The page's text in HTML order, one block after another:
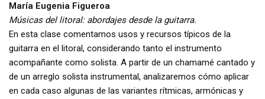
María Eugenia Figueroa
Músicas del litoral: abordajes desde la guitarra.
En esta clase comentamos usos y recursos típicos de la
guitarra en el litoral, considerando tanto el instrumento
acompañante como solista. A partir de un chamamé cantado y
de un arreglo solista instrumental, analizaremos cómo aplicar
en cada caso algunas de las variantes rítmicas, armónicas y